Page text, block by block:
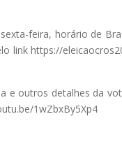
feira, horário de
link https://
outros detalhes da
1wZbxBy5Xp4